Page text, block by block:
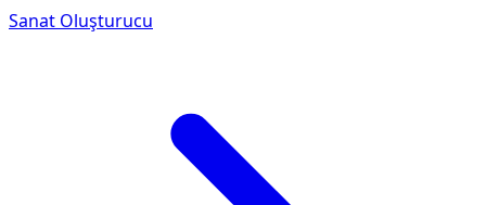
Sanat Oluşturucu